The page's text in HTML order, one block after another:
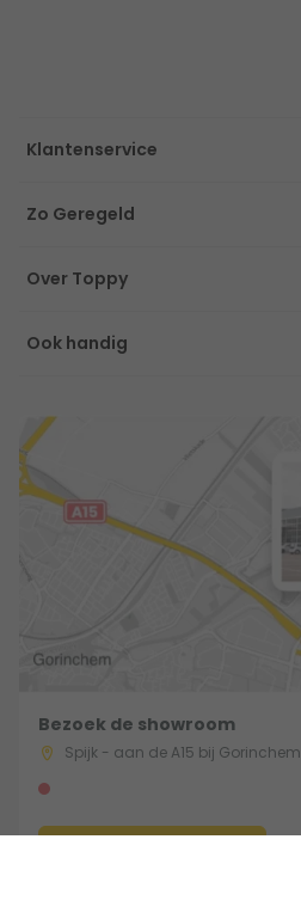
Klantenservice
Zo Geregeld
Over Toppy
Ook handig
Bezoek de showroom
Spijk - aan de A15 bij Gorinchem